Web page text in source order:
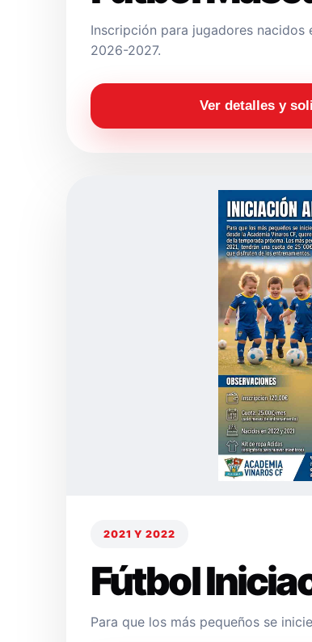
Inscripción para jugadores
2026-2027.
Ver detalles y
2021 Y 2022
Fútbol
Para que los más pequeños se